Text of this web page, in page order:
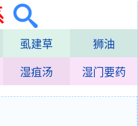
虱建草 狮油
湿疽汤 湿门要药